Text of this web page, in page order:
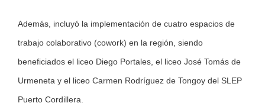
Además, incluyó la implementación de cuatro espacios de
trabajo colaborativo (cowork) en la región, siendo
beneficiados el liceo Diego Portales, el liceo José Tomás de
Urmeneta y el liceo Carmen Rodríguez de Tongoy del SLEP
Puerto Cordillera.